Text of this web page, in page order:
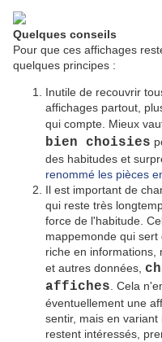
Quelques conseils
Pour que ces affichages
quelques principes :
Inutile de recouvrir
affichages partout,
qui compte. Mieux
bien choisies
des habitudes et
renommé les pièces
Il est important de
qui reste très
force de l'habitude.
mappemonde qui
riche en informations,
et autres données,
affiches . Cela
éventuellement une
sentir, mais en
restent intéressés,